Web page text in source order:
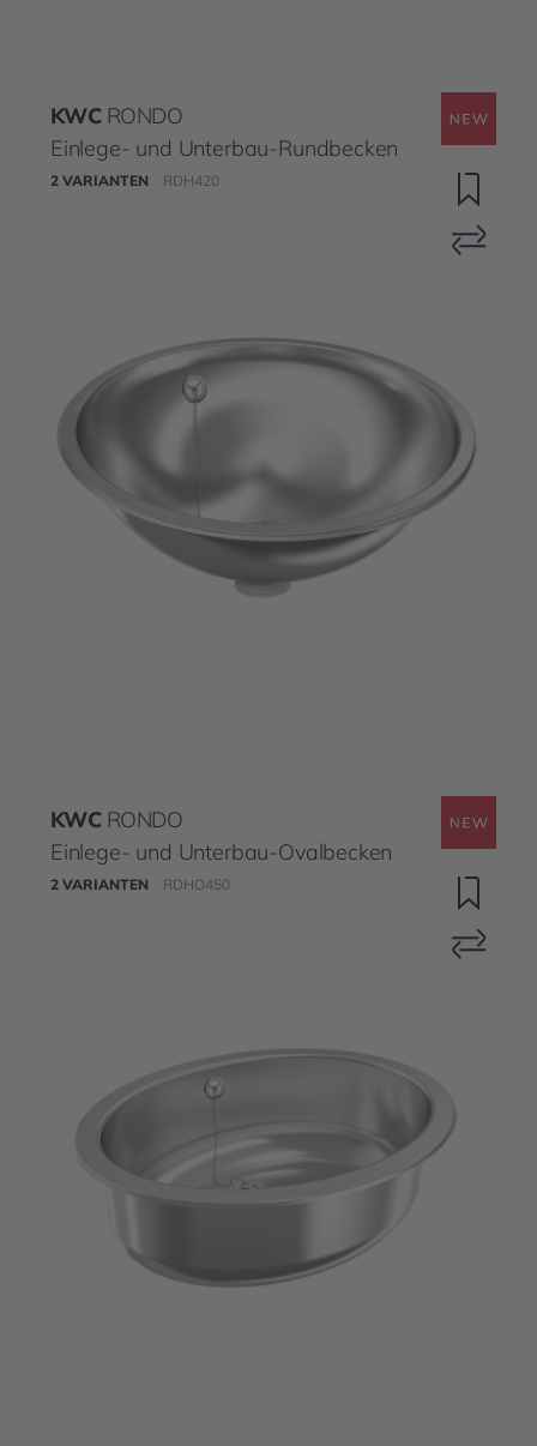
KWC RONDO
Einlege- und Unterbau-Rundbecken
2 VARIANTEN RDH420
KWC RONDO
Einlege- und Unterbau-Ovalbecken
2 VARIANTEN RDHO450